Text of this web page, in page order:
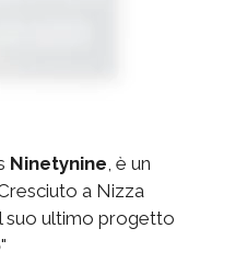
Ninetynine, è un
a Nizza
suo ultimo progetto
"